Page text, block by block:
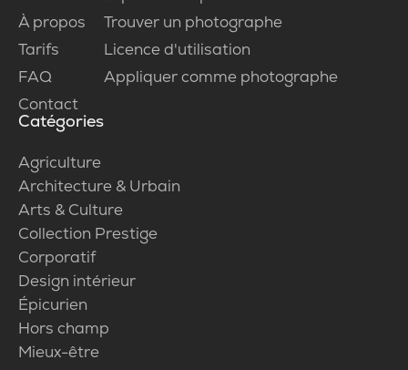
À propos
Tarifs
FAQ
Contact
Trouver un photographe
Licence d'utilisation
Appliquer comme photographe
Catégories
Agriculture
Architecture & Urbain
Arts & Culture
Collection Prestige
Corporatif
Design intérieur
Épicurien
Hors champ
Mieux-être